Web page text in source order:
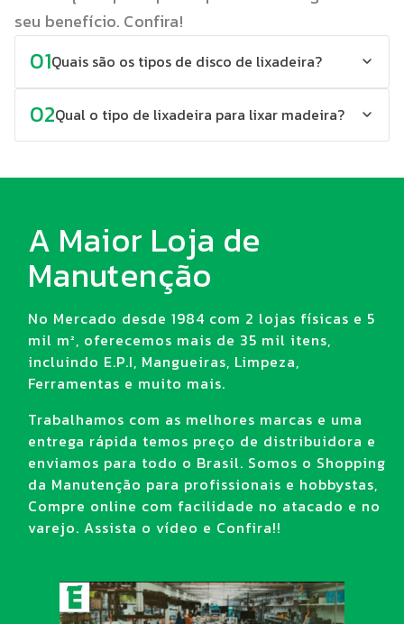
seu benefício. Confira!
01Quais são os tipos de disco de lixadeira?
02Qual o tipo de lixadeira para lixar madeira?
A Maior Loja de
Manutenção
No Mercado desde 1984 com 2 lojas físicas e 5
mil m², oferecemos mais de 35 mil itens,
incluindo E.P.I, Mangueiras, Limpeza,
Ferramentas e muito mais.
Trabalhamos com as melhores marcas e uma
entrega rápida temos preço de distribuidora e
enviamos para todo o Brasil. Somos o Shopping
da Manutenção para profissionais e hobbystas,
Compre online com facilidade no atacado e no
varejo. Assista o vídeo e Confira!!